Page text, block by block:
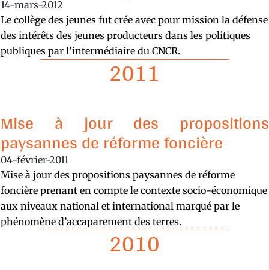
14-mars-2012
Le collège des jeunes fut crée avec pour mission la défense
des intérêts des jeunes producteurs dans les politiques
publiques par l’intermédiaire du CNCR.
2011
Mise à jour des propositions
paysannes de réforme foncière
04-février-2011
Mise à jour des propositions paysannes de réforme
foncière prenant en compte le contexte socio-économique
aux niveaux national et international marqué par le
phénomène d’accaparement des terres.
2010